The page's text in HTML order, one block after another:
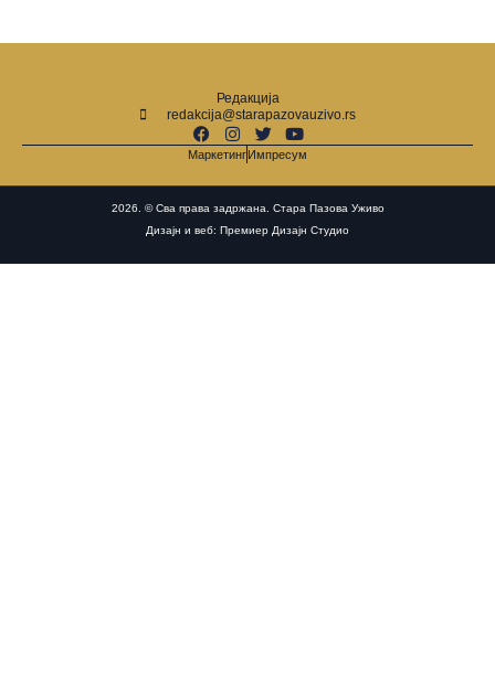
Редакција
redakcija@starapazovauzivo.rs
МаркетингИмпресум
2026. © Сва права задржана. Стара Пазова Уживо
Дизајн и веб: Премиер Дизајн Студио